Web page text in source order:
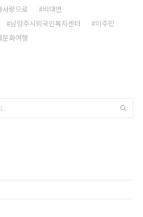
사랑으로
비대면
남양주시외국인복지센터
이주민
문화여행